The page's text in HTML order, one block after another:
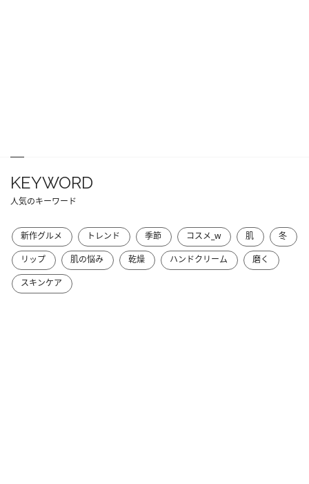
KEYWORD
人気のキーワード
新作グルメ トレンド 季節 コスメ_w 肌
冬
リップ
肌の悩み 乾燥 ハンドクリーム
磨く
スキンケア